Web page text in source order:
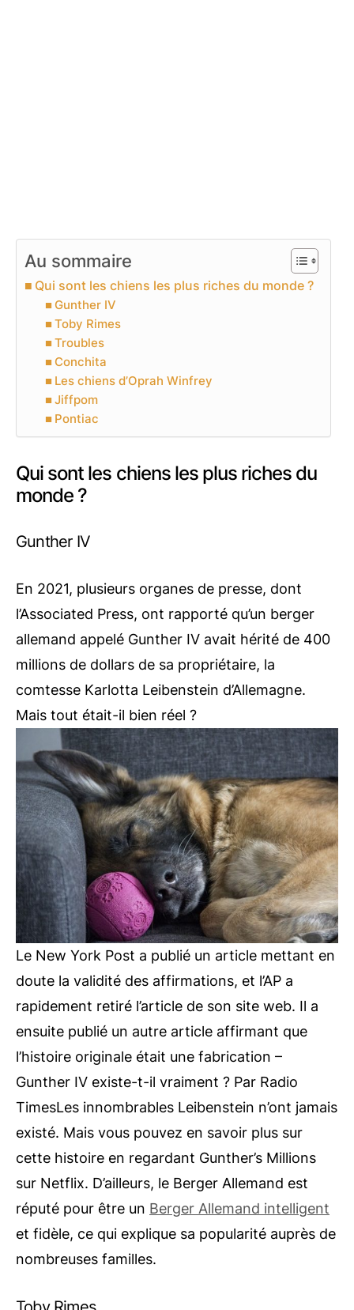
Au sommaire
Qui sont les chiens les plus riches du monde ?
Gunther IV
Toby Rimes
Troubles
Conchita
Les chiens d’Oprah Winfrey
Jiffpom
Pontiac
Qui sont les chiens les plus riches du
monde ?
Gunther IV
En 2021, plusieurs organes de presse, dont
l’Associated Press, ont rapporté qu’un berger
allemand appelé Gunther IV avait hérité de 400
millions de dollars de sa propriétaire, la
comtesse Karlotta Leibenstein d’Allemagne.
Mais tout était-il bien réel ?
Le New York Post a publié un article mettant en
doute la validité des affirmations, et l’AP a
rapidement retiré l’article de son site web. Il a
ensuite publié un autre article affirmant que
l’histoire originale était une fabrication –
Gunther IV existe-t-il vraiment ? Par Radio
TimesLes innombrables Leibenstein n’ont jamais
existé. Mais vous pouvez en savoir plus sur
cette histoire en regardant Gunther’s Millions
sur Netflix. D’ailleurs, le Berger Allemand est
réputé pour être un Berger Allemand intelligent
et fidèle, ce qui explique sa popularité auprès de
nombreuses familles.